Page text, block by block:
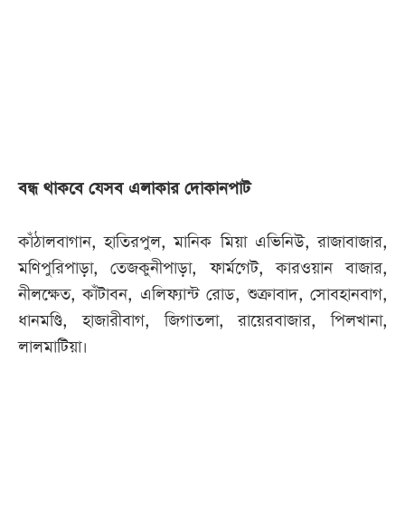
বন্ধ থাকবে যেসব এলাকার দোকানপাট
কাঁঠালবাগান, হাতিরপুল, মানিক মিয়া এভিনিউ, রাজাবাজার,
মণিপুরিপাড়া, তেজকুনীপাড়া, ফার্মগেট, কারওয়ান বাজার,
নীলক্ষেত, কাঁটাবন, এলিফ্যান্ট রোড, শুক্রাবাদ, সোবহানবাগ,
ধানমণ্ডি, হাজারীবাগ, জিগাতলা, রায়েরবাজার, পিলখানা,
লালমাটিয়া।